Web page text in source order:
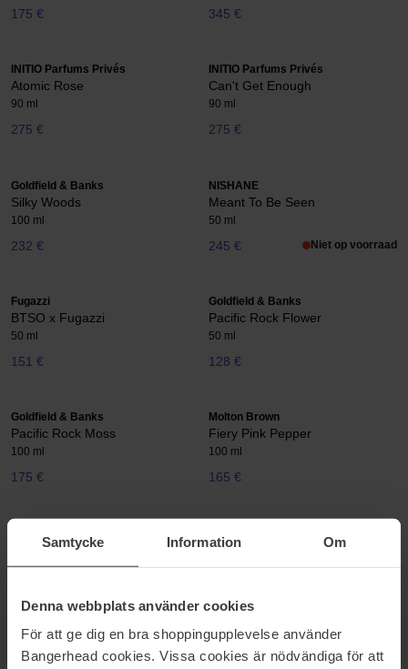
Samtycke Information Om
Denna webbplats använder cookies
För att ge dig en bra shoppingupplevelse använder
Bangerhead cookies. Vissa cookies är nödvändiga för att
175 € 345 €
INITIO Parfums Privés
Atomic Rose
90 ml
275 €
INITIO Parfums Privés
Can't Get Enough
90 ml
275 €
Goldfield & Banks
Silky Woods
100 ml
232 €
NISHANE
Meant To Be Seen
50 ml
245 € Niet op voorraad
Fugazzi
BTSO x Fugazzi
50 ml
151 €
Goldfield & Banks
Pacific Rock Flower
50 ml
128 €
Goldfield & Banks
Pacific Rock Moss
100 ml
175 €
Molton Brown
Fiery Pink Pepper
100 ml
165 €
Oud for Greatness
50 ml
Narcotic Delight
50 ml
BornToStandOut
Oud Candy Extrait Extrême
Goldfield & Banks
Ingenious Ginger